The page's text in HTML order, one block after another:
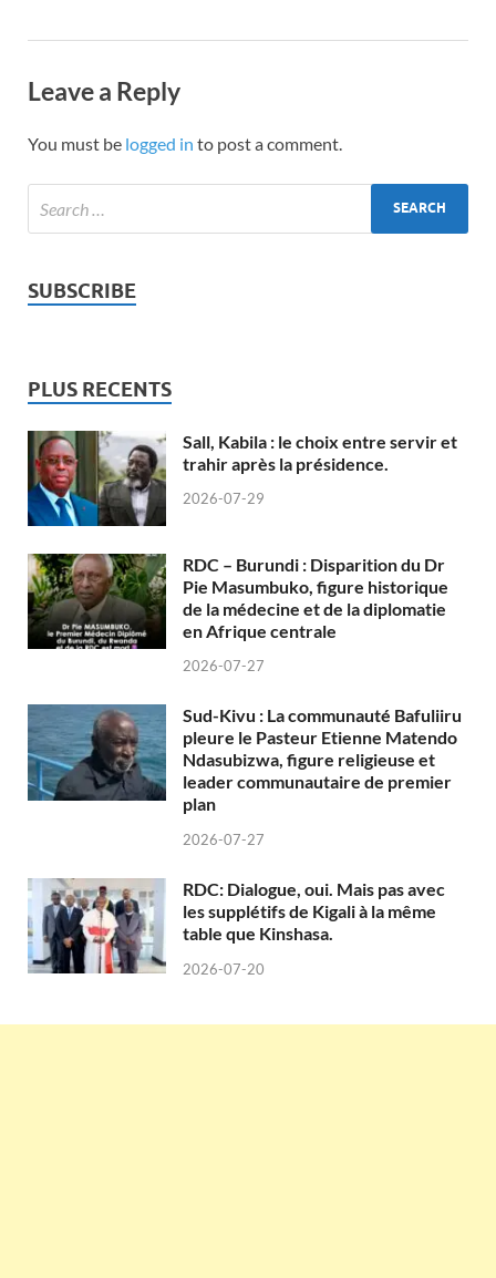
Leave a Reply
You must be logged in to post a comment.
SUBSCRIBE
PLUS RECENTS
Sall, Kabila : le choix entre servir et
trahir après la présidence.
2026-07-29
RDC – Burundi : Disparition du Dr
Pie Masumbuko, figure historique
de la médecine et de la diplomatie
en Afrique centrale
2026-07-27
Sud-Kivu : La communauté Bafuliiru
pleure le Pasteur Etienne Matendo
Ndasubizwa, figure religieuse et
leader communautaire de premier
plan
2026-07-27
RDC: Dialogue, oui. Mais pas avec
les supplétifs de Kigali à la même
table que Kinshasa.
2026-07-20